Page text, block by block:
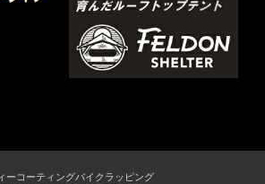
ーコーティングバイクラッピング